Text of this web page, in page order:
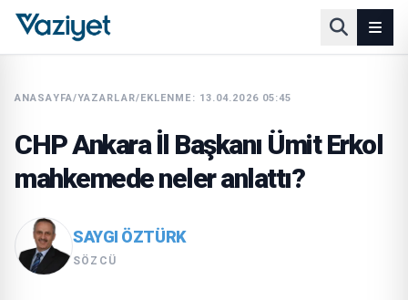
ANASAYFA/YAZARLAR/EKLENME: 13.04.2026 05:45
CHP Ankara İl Başkanı Ümit Erkol
mahkemede neler anlattı?
SAYGI ÖZTÜRK
SÖZCÜ